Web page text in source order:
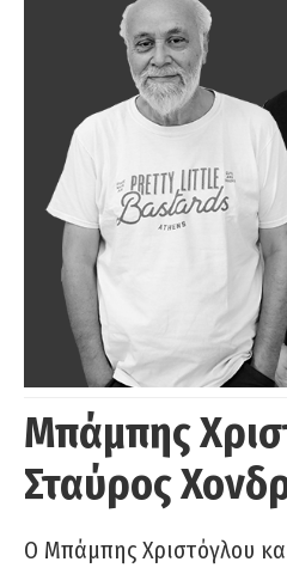
Μπάμπης
Σταύρος
O Μπάμπης Χριστόγλου